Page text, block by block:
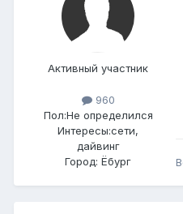
Активный участник
960
Пол:Не определился
Интересы:сети,
дайвинг
Город: Ёбург